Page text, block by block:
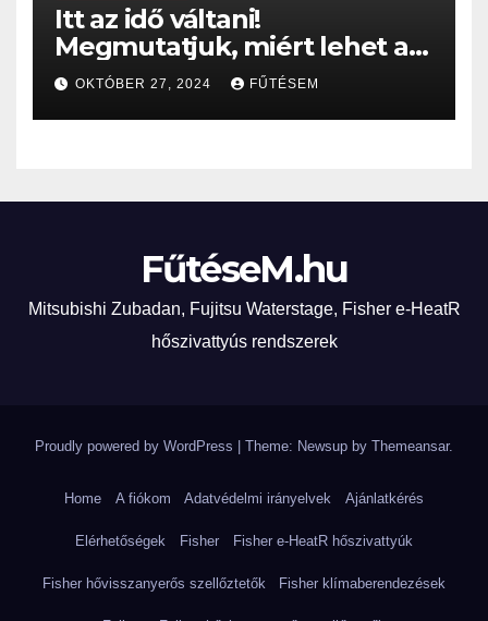
Itt az idő váltani!
Megmutatjuk, miért lehet a
hőszivattyú a gázkazán
helyett sokkal jobb választás
– akár 35%, vagy 60%-os
OKTÓBER 27, 2024 FŰTÉSEM
FűtéseM.hu
Mitsubishi Zubadan, Fujitsu Waterstage, Fisher e-HeatR
hőszivattyús rendszerek
Proudly powered by WordPress Theme: Newsup by Themeansar.
Home A fiókom Adatvédelmi irányelvek Ajánlatkérés
Elérhetőségek Fisher Fisher e-HeatR hőszivattyúk
Fisher hővisszanyerős szellőztetők Fisher klímaberendezések